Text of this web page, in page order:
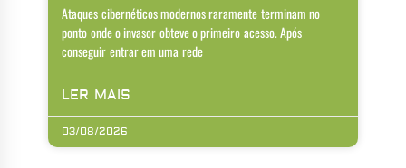
Ataques cibernéticos modernos raramente terminam no
ponto onde o invasor obteve o primeiro acesso. Após
conseguir entrar em uma rede
LER MAIS
03/08/2026